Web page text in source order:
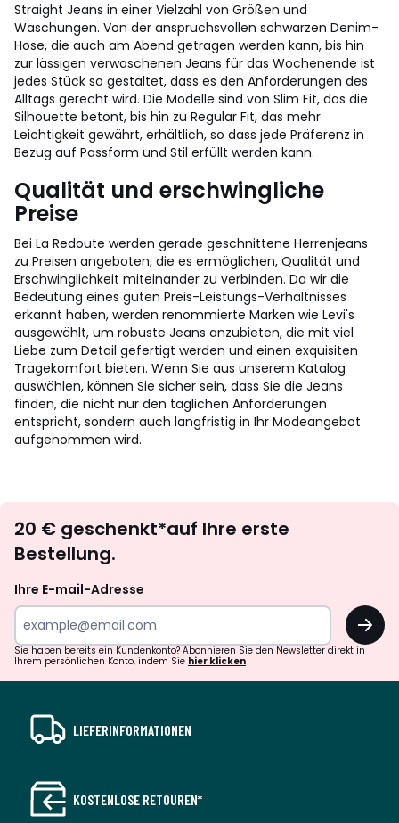
Straight Jeans in einer Vielzahl von Größen und
Waschungen. Von der anspruchsvollen schwarzen Denim-
Hose, die auch am Abend getragen werden kann, bis hin
zur lässigen verwaschenen Jeans für das Wochenende ist
jedes Stück so gestaltet, dass es den Anforderungen des
Alltags gerecht wird. Die Modelle sind von Slim Fit, das die
Silhouette betont, bis hin zu Regular Fit, das mehr
Leichtigkeit gewährt, erhältlich, so dass jede Präferenz in
Bezug auf Passform und Stil erfüllt werden kann.
Qualität und erschwingliche
Preise
Bei La Redoute werden gerade geschnittene Herrenjeans
zu Preisen angeboten, die es ermöglichen, Qualität und
Erschwinglichkeit miteinander zu verbinden. Da wir die
Bedeutung eines guten Preis-Leistungs-Verhältnisses
erkannt haben, werden renommierte Marken wie Levi's
ausgewählt, um robuste Jeans anzubieten, die mit viel
Liebe zum Detail gefertigt werden und einen exquisiten
Tragekomfort bieten. Wenn Sie aus unserem Katalog
auswählen, können Sie sicher sein, dass Sie die Jeans
finden, die nicht nur den täglichen Anforderungen
entspricht, sondern auch langfristig in Ihr Modeangebot
aufgenommen wird.
abonnieren
20 € geschenkt*auf Ihre erste
Bestellung.
Ihre E-mail-Adresse
OK
Sie haben bereits ein Kundenkonto? Abonnieren Sie den Newsletter direkt in
Ihrem persönlichen Konto, indem Sie hier klicken
LIEFERINFORMATIONEN
KOSTENLOSE RETOUREN*